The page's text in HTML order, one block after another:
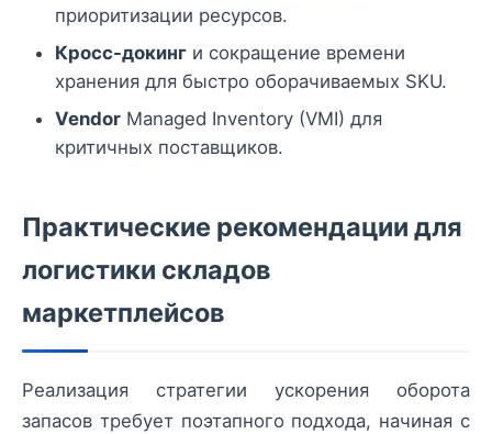
приоритизации ресурсов.
Кросс-докинг и сокращение времени
хранения для быстро оборачиваемых SKU.
Vendor Managed Inventory (VMI) для
критичных поставщиков.
Практические рекомендации для
логистики складов
маркетплейсов
Реализация стратегии ускорения оборота
запасов требует поэтапного подхода, начиная с